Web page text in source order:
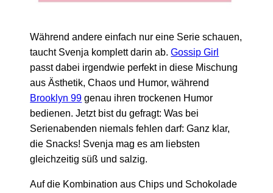
Während andere einfach nur eine Serie schauen,
taucht Svenja komplett darin ab.Gossip Girl
passt dabei irgendwie perfekt in diese Mischung
aus Ästhetik, Chaos und Humor, während
Brooklyn 99 genau ihren trockenen Humor
bedienen. Jetzt bist du gefragt: Was bei
Serienabenden niemals fehlen darf: Ganz klar,
die Snacks! Svenja mag es am liebsten
gleichzeitig süß und salzig.
Auf die Kombination aus Chips und Schokolade